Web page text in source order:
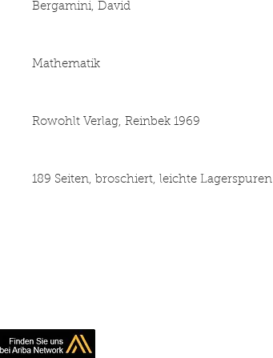
Bergamini, David
Mathematik
Rowohlt Verlag, Reinbek 1969
189 Seiten, broschiert, leichte Lagerspuren